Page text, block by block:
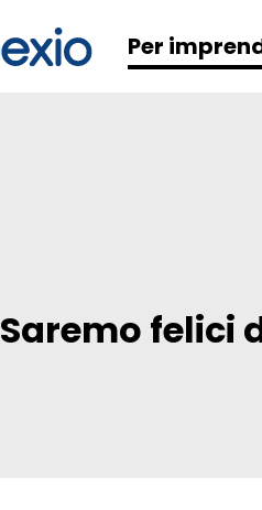
Per
Saremo felici